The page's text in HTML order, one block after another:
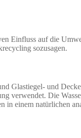
Einfluss auf die
sozusagen.
Glastiegel- und
verwendet. Die
einem natürlichen